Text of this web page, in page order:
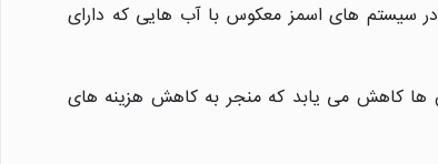
سیستم های اسمز معکوس با آب هایی که دارای
ها کاهش می یابد که منجر به کاهش هزینه های